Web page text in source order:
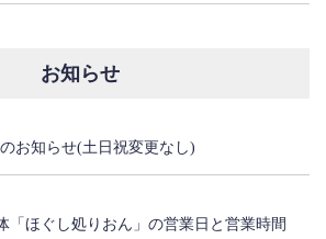
お知らせ
お知らせ(土日祝変更なし)
「ほぐし処りおん」の営業日と営業時間